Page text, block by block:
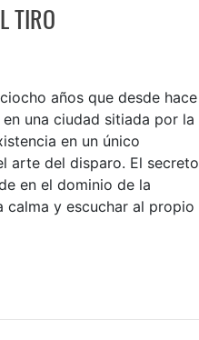
TIRO
años que desde hace
una ciudad sitiada por la
en un único
arte del disparo. El secreto
en el dominio de la
calma y escuchar al propio